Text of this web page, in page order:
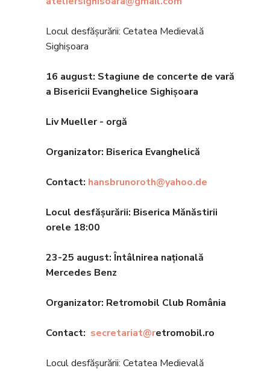
Locul desfășurării: Cetatea Medievală
Sighișoara
16 august: Stagiune de concerte de vară
a Bisericii Evanghelice Sighișoara
Liv Mueller - orgă
Organizator: Biserica Evanghelică
Contact: hansbrunoroth@yahoo.de
Locul desfășurării: Biserica Mănăstirii
orele 18:00
23-25 august:Întâlnirea națională
Mercedes Benz
Organizator: Retromobil Club România
Contact: secretariat@retromobil.ro
Locul desfășurării: Cetatea Medievală